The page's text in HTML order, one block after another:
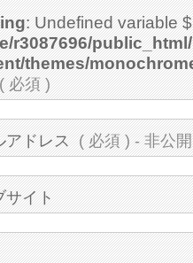
: Undefined variable
r3087696/
themes/
( 必須 )
アドレス ( 必須 ) - 非公
サイト